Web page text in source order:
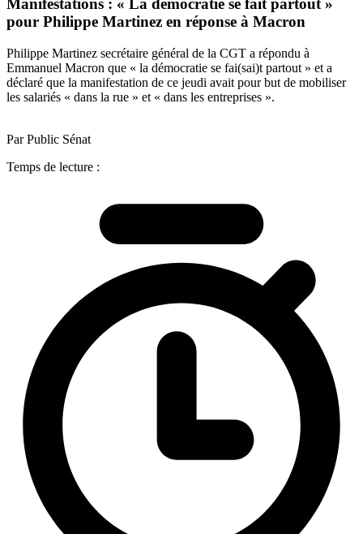
Manifestations : « La démocratie se fait partout »
pour Philippe Martinez en réponse à Macron
Philippe Martinez secrétaire général de la CGT a répondu à
Emmanuel Macron que « la démocratie se fai(sai)t partout » et a
déclaré que la manifestation de ce jeudi avait pour but de mobiliser
les salariés « dans la rue » et « dans les entreprises ».
Par Public Sénat
Temps de lecture :